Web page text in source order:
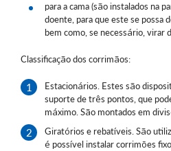
para a cama (são instalados na
doente, para que este se possa
bem como, se necessário, virar
Classificação dos corrimãos:
Estacionários. Estes são
suporte de três pontos, que
máximo. São montados em
Giratórios e rebatíveis. São
é possível instalar corrimões